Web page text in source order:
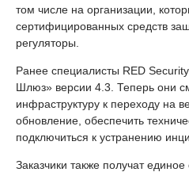
том числе на организации,
сертифицированных средств
регуляторы.
Ранее специалисты RED
Шлюз» версии 4.3. Теперь они
инфраструктуру к переходу на
обновление, обеспечить
подключиться к устранению
Заказчики также получат